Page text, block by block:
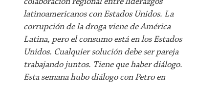
latinoamericanos con Estados Unidos. La
corrupción de la droga viene de América
Latina, pero el consumo está en los Estados
Unidos. Cualquier solución debe ser pareja
trabajando juntos. Tiene que haber diálogo.
Esta semana hubo diálogo con Petro en